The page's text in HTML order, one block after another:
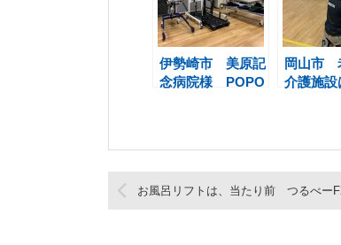
伊勢崎市 美原記
念病院様 POPO
岡山市
介護施設
お風呂リフトは、当たり前 つるべー